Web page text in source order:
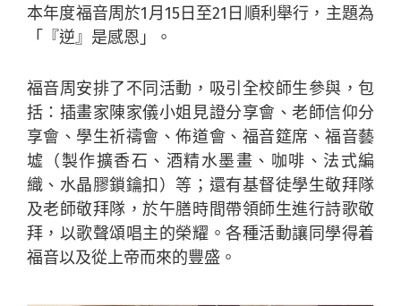
本年度福音周於1月15日至21日順利舉行，主題為
「『逆』是感恩」。
福音周安排了不同活動，吸引全校師生參與，包
括：插畫家陳家儀小姐見證分享會、老師信仰分
享會、學生祈禱會、佈道會、福音筵席、福音藝
墟（製作擴香石、酒精水墨畫、咖啡、法式編
織、水晶膠鎖鑰扣）等；還有基督徒學生敬拜隊
及老師敬拜隊，於午膳時間帶領師生進行詩歌敬
拜，以歌聲頌唱主的榮耀。各種活動讓同學得着
福音以及從上帝而來的豐盛。